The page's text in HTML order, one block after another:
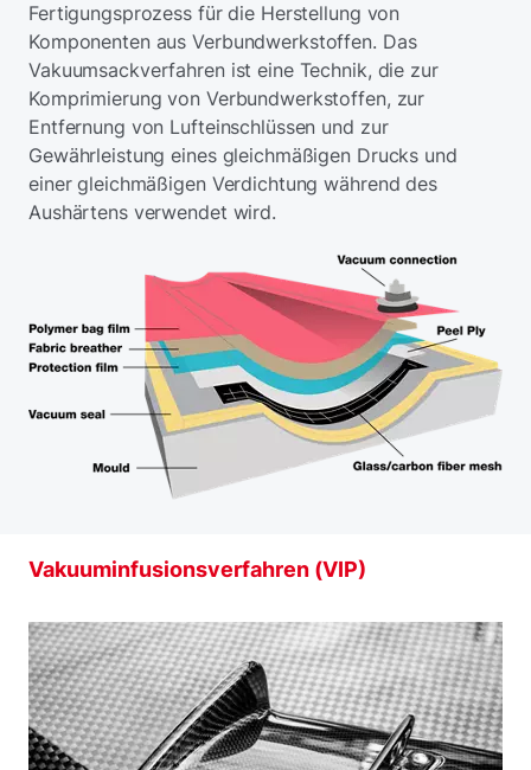
Fertigungsprozess für die Herstellung von
Komponenten aus Verbundwerkstoffen. Das
Vakuumsackverfahren ist eine Technik, die zur
Komprimierung von Verbundwerkstoffen, zur
Entfernung von Lufteinschlüssen und zur
Gewährleistung eines gleichmäßigen Drucks und
einer gleichmäßigen Verdichtung während des
Aushärtens verwendet wird.
Vakuuminfusionsverfahren (VIP)